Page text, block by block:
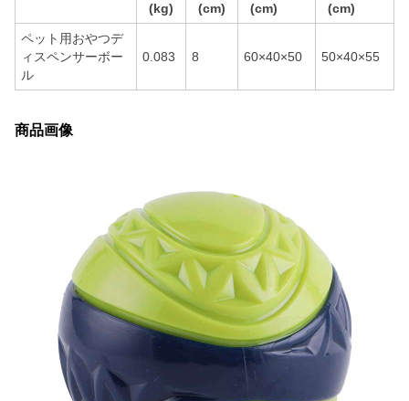
(kg)
(cm)
(cm)
(cm)
ペット用おやつデ
ィスペンサーボー
ル
0.083 8 60×40×50 50×40×55
商品画像